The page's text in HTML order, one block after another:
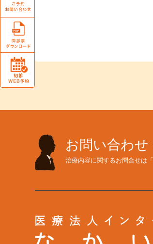
お問い合わせ
治療内容に関するお問合せは